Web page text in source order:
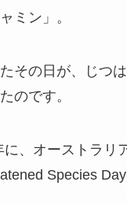
ミン」。
その日が、じつ
のです。
、オーストラリ
Species